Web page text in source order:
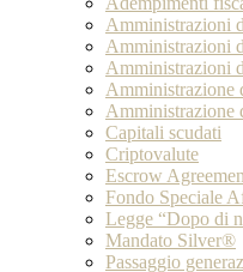
Amministrazioni
Amministrazioni
Amministrazioni
Amministrazione
Amministrazione
Capitali scudati
Criptovalute
Escrow
Fondo Speciale
Legge “Dopo di
Mandato Silver®
Passaggio